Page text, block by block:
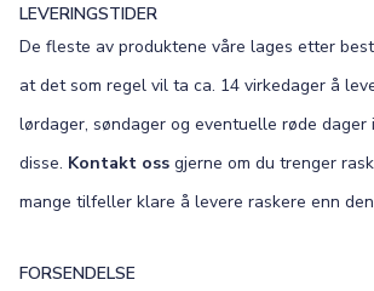
LEVERINGSTIDER
De fleste av produktene våre lages etter
at det som regel vil ta ca. 14 virkedager å
lørdager, søndager og eventuelle røde dager
disse. Kontakt oss gjerne om du trenger
mange tilfeller klare å levere raskere enn
FORSENDELSE